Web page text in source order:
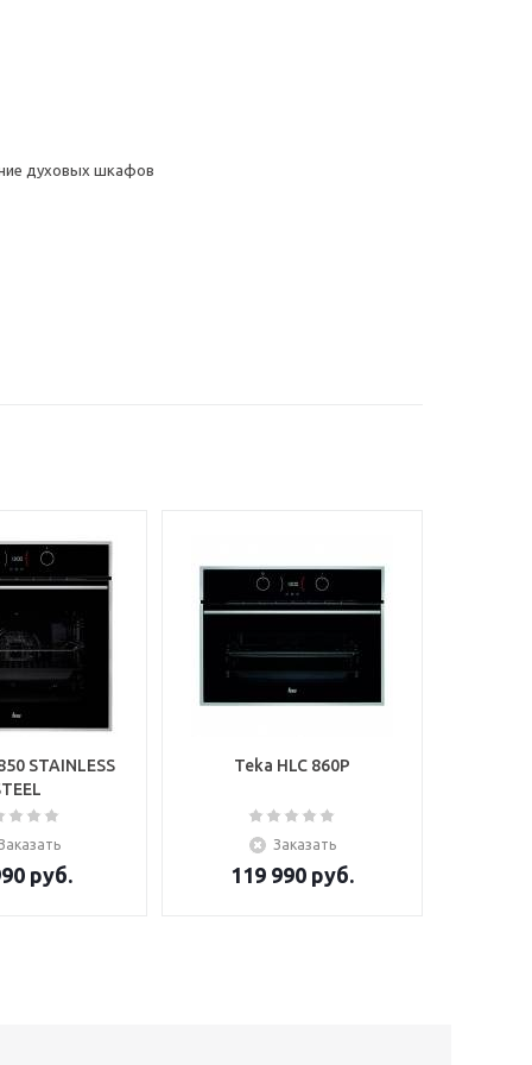
духовых шкафов
STAINLESS
руб.
Teka HLC 860P
Заказать
119 990 руб.